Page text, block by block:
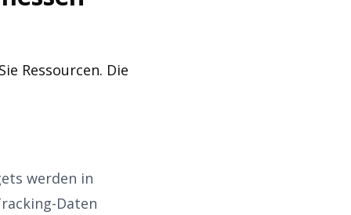
Ressourcen. Die
werden in
Daten